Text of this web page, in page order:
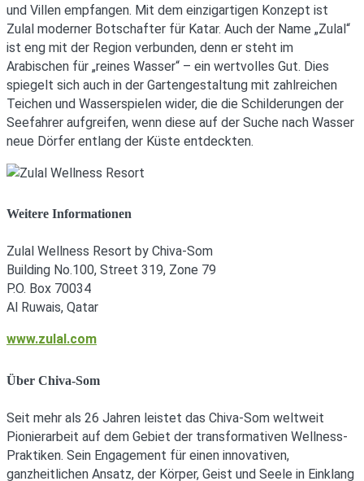
und Villen empfangen. Mit dem einzigartigen Konzept ist
Zulal moderner Botschafter für Katar. Auch der Name „Zulal“
ist eng mit der Region verbunden, denn er steht im
Arabischen für „reines Wasser“ – ein wertvolles Gut. Dies
spiegelt sich auch in der Gartengestaltung mit zahlreichen
Teichen und Wasserspielen wider, die die Schilderungen der
Seefahrer aufgreifen, wenn diese auf der Suche nach Wasser
neue Dörfer entlang der Küste entdeckten.
Weitere Informationen
Zulal Wellness Resort by Chiva-Som
Building No.100, Street 319, Zone 79
P.O. Box 70034
Al Ruwais, Qatar
www.zulal.com
Über Chiva-Som
Seit mehr als 26 Jahren leistet das Chiva-Som weltweit
Pionierarbeit auf dem Gebiet der transformativen Wellness-
Praktiken. Sein Engagement für einen innovativen,
ganzheitlichen Ansatz, der Körper, Geist und Seele in Einklang